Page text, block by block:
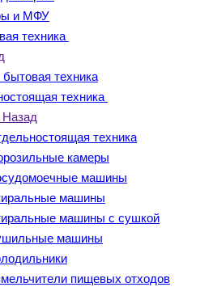
и МФУ
техника
бытовая техника
техника
Назад
техника
камеры
машины
машины
машины с сушкой
машины
пищевых отходов